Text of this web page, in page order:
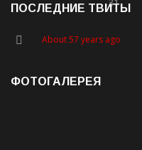
ПОСЛЕДНИЕ ТВИТЫ
About 57 years ago
ФОТОГАЛЕРЕЯ